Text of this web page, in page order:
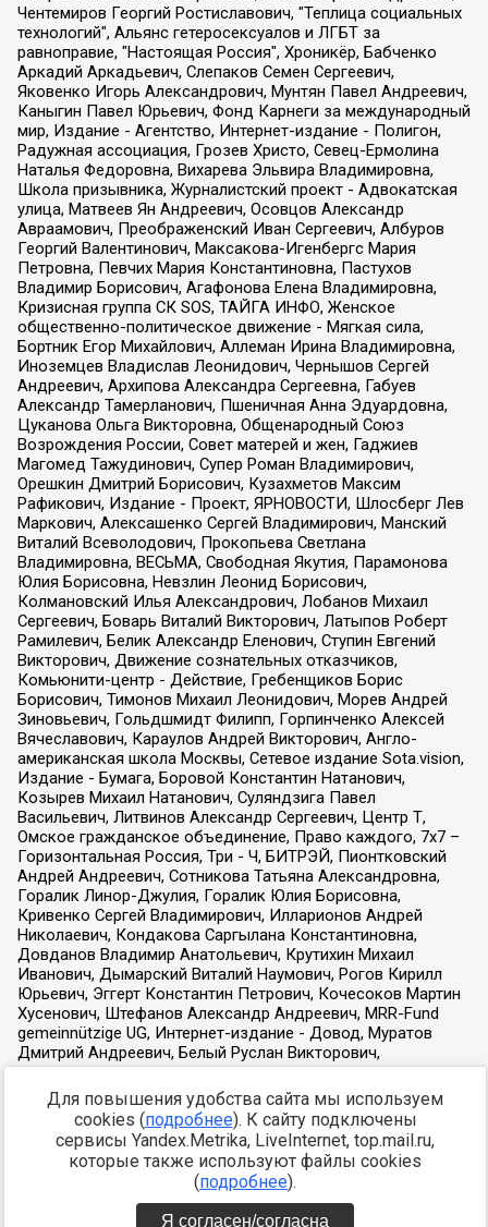
Для повышения удобства сайта мы используем
cookies (подробнее). К сайту подключены
сервисы Yandex.Metrika, LiveInternet, top.mail.ru,
которые также используют файлы cookies
(подробнее).
Я согласен/согласна